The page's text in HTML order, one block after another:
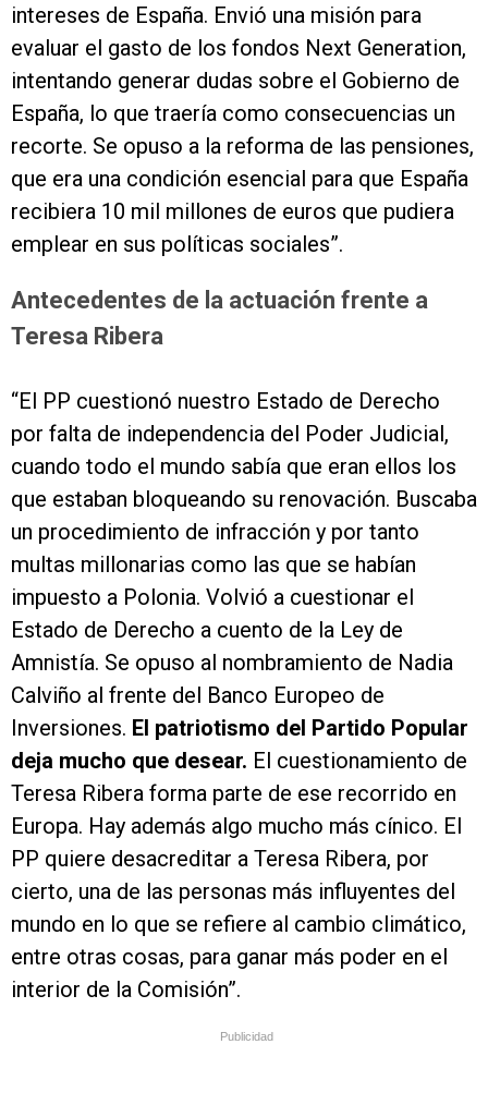
intereses de España. Envió una misión para
evaluar el gasto de los fondos Next Generation,
intentando generar dudas sobre el Gobierno de
España, lo que traería como consecuencias un
recorte. Se opuso a la reforma de las pensiones,
que era una condición esencial para que España
recibiera 10 mil millones de euros que pudiera
emplear en sus políticas sociales”.
Antecedentes de la actuación frente a
Teresa Ribera
“El PP cuestionó nuestro Estado de Derecho
por falta de independencia del Poder Judicial,
cuando todo el mundo sabía que eran ellos los
que estaban bloqueando su renovación. Buscaba
un procedimiento de infracción y por tanto
multas millonarias como las que se habían
impuesto a Polonia. Volvió a cuestionar el
Estado de Derecho a cuento de la Ley de
Amnistía. Se opuso al nombramiento de Nadia
Calviño al frente del Banco Europeo de
Inversiones. El patriotismo del Partido Popular
deja mucho que desear. El cuestionamiento de
Teresa Ribera forma parte de ese recorrido en
Europa. Hay además algo mucho más cínico. El
PP quiere desacreditar a Teresa Ribera, por
cierto, una de las personas más influyentes del
mundo en lo que se refiere al cambio climático,
entre otras cosas, para ganar más poder en el
interior de la Comisión”.
Publicidad